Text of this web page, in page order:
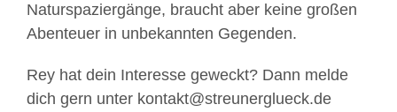
Naturspaziergänge, braucht aber keine großen
Abenteuer in unbekannten Gegenden.
Rey hat dein Interesse geweckt? Dann melde
dich gern unter kontakt@streunerglueck.de